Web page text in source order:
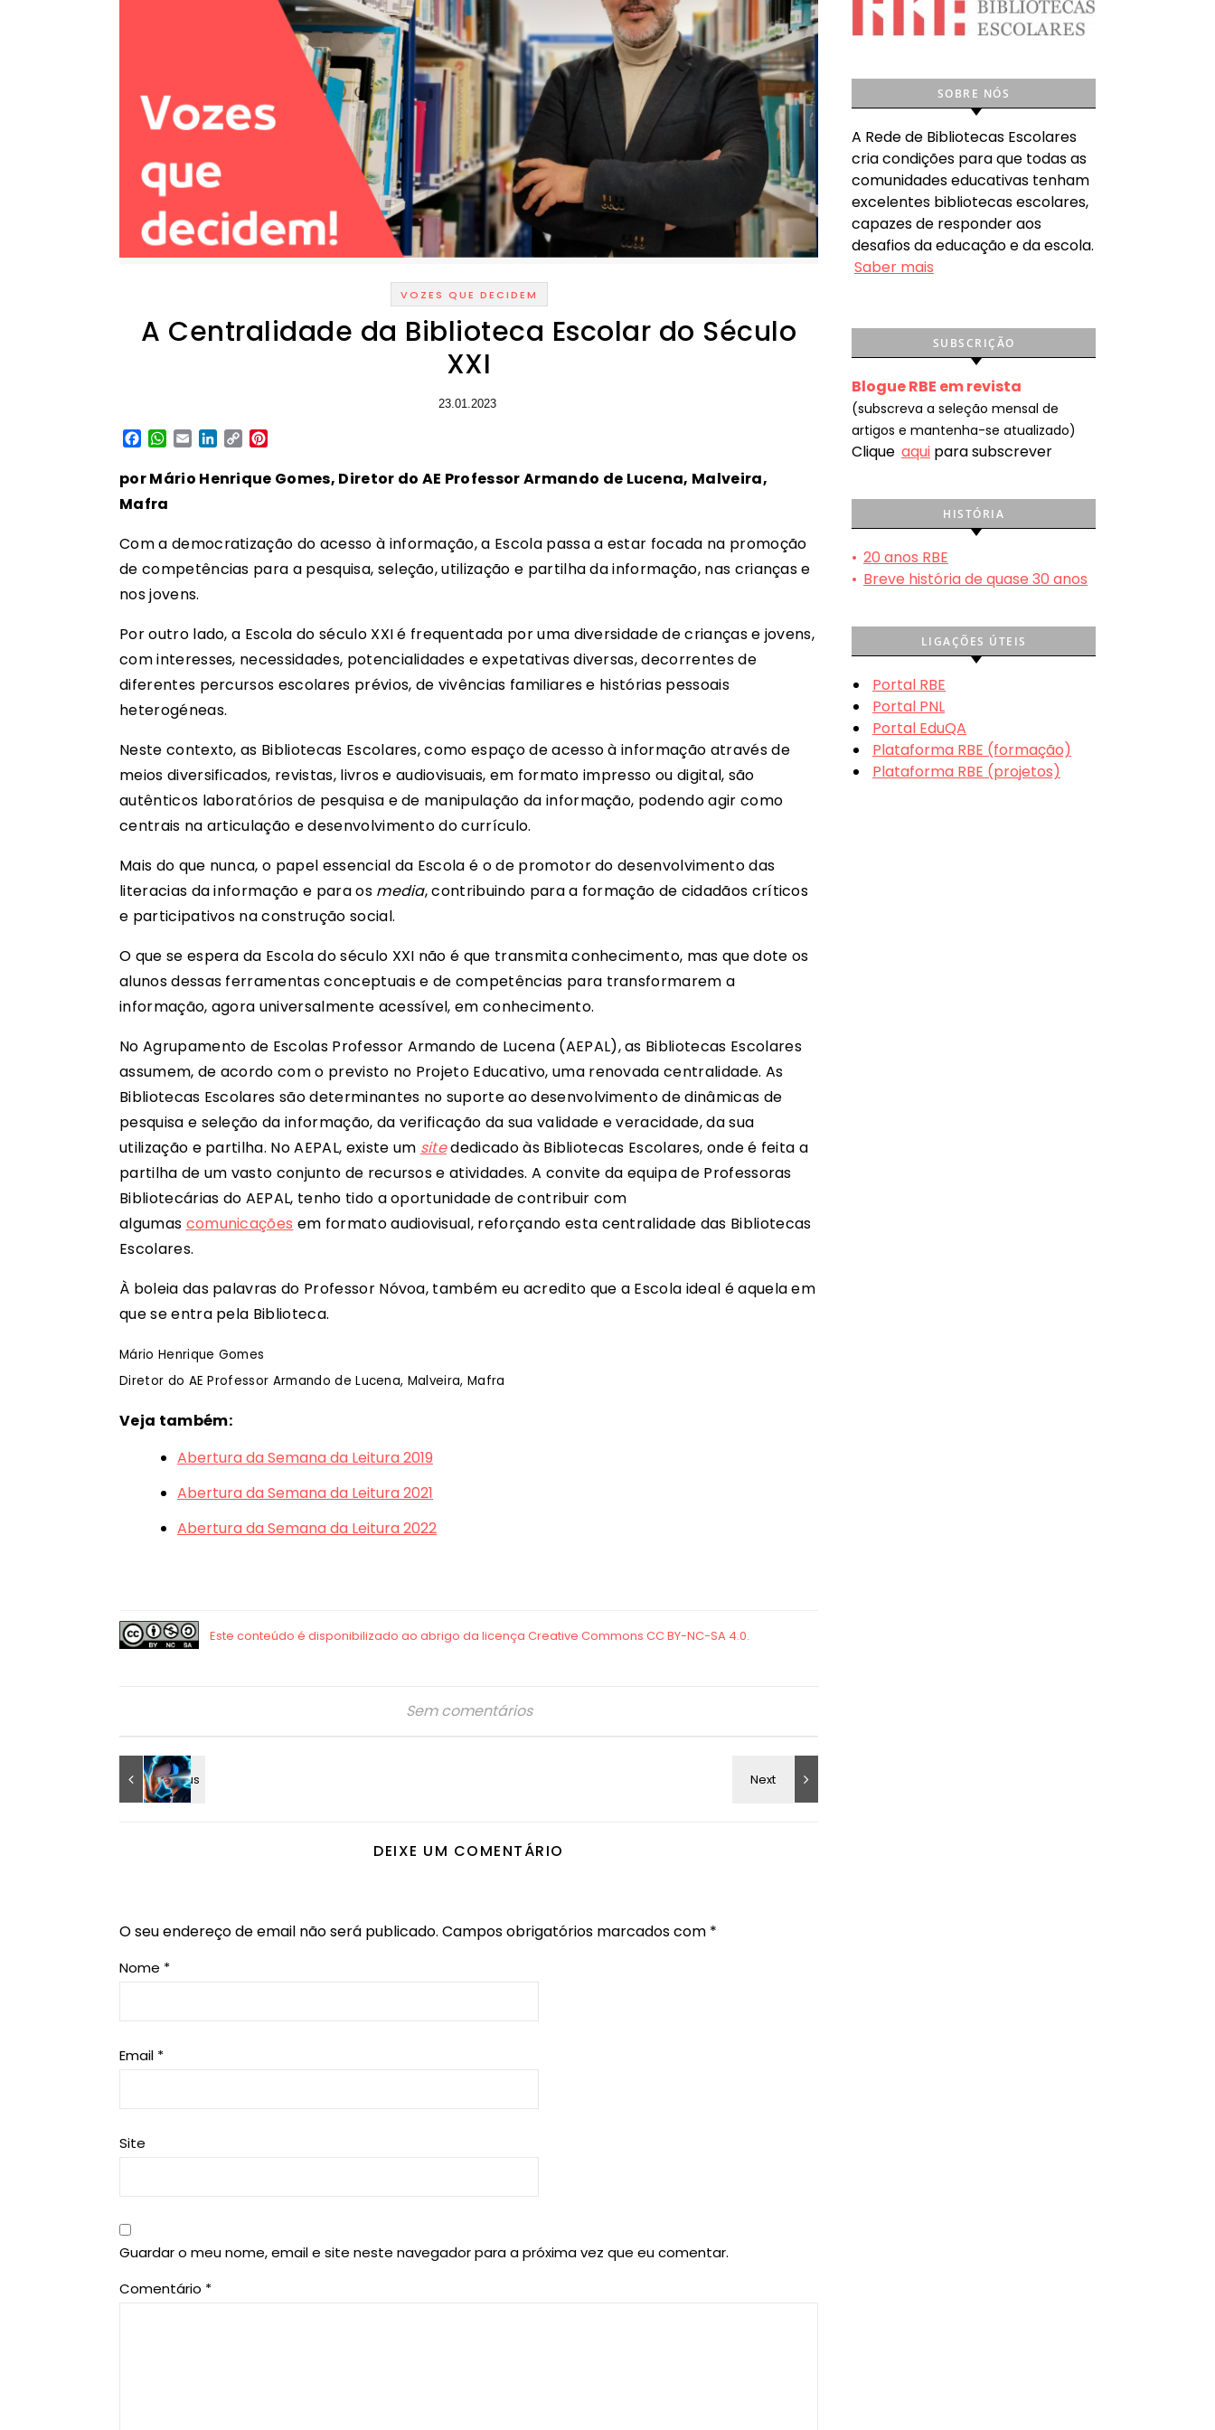
VOZES QUE DECIDEM
A Centralidade da Biblioteca Escolar do Século
XXI
23.01.2023
Facebook
WhatsApp
EmailLinkedIn
Copy
por Mário Henrique Gomes, Diretor do AE Professor Armando de Lucena, Malveira,
Mafra
Com a democratização do acesso à informação, a Escola passa a estar focada na promoção
de competências para a pesquisa, seleção, utilização e partilha da informação, nas crianças e
nos jovens.
Por outro lado, a Escola do século XXI é frequentada por uma diversidade de crianças e jovens,
com interesses, necessidades, potencialidades e expetativas diversas, decorrentes de
diferentes percursos escolares prévios, de vivências familiares e histórias pessoais
heterogéneas.
Neste contexto, as Bibliotecas Escolares, como espaço de acesso à informação através de
meios diversificados, revistas, livros e audiovisuais, em formato impresso ou digital, são
autênticos laboratórios de pesquisa e de manipulação da informação, podendo agir como
centrais na articulação e desenvolvimento do currículo.
Mais do que nunca, o papel essencial da Escola é o de promotor do desenvolvimento das
literacias da informação e para os media, contribuindo para a formação de cidadãos críticos
e participativos na construção social.
O que se espera da Escola do século XXI não é que transmita conhecimento, mas que dote os
alunos dessas ferramentas conceptuais e de competências para transformarem a
informação, agora universalmente acessível, em conhecimento.
No Agrupamento de Escolas Professor Armando de Lucena (AEPAL), as Bibliotecas Escolares
assumem, de acordo com o previsto no Projeto Educativo, uma renovada centralidade. As
Bibliotecas Escolares são determinantes no suporte ao desenvolvimento de dinâmicas de
pesquisa e seleção da informação, da verificação da sua validade e veracidade, da sua
utilização e partilha. No AEPAL, existe um sitededicado às Bibliotecas Escolares, onde é feita a
partilha de um vasto conjunto de recursos e atividades. A convite da equipa de Professoras
Bibliotecárias do AEPAL, tenho tido a oportunidade de contribuir com
algumas comunicações em formato audiovisual, reforçando esta centralidade das Bibliotecas
Escolares.
À boleia das palavras do Professor Nóvoa, também eu acredito que a Escola ideal é aquela em
que se entra pela Biblioteca.
Mário Henrique Gomes
Diretor do AE Professor Armando de Lucena, Malveira, Mafra
Veja também:
Abertura da Semana da Leitura 2019
Abertura da Semana da Leitura 2021
Abertura da Semana da Leitura 2022
Sem comentários
DEIXE UM COMENTÁRIO
O seu endereço de email não será publicado. Campos obrigatórios marcados com *
Nome *
Email *
Site
Guardar o meu nome, email e site neste navegador para a próxima vez que eu comentar.
Comentário *
SOBRE NÓS
A Rede de Bibliotecas Escolares
cria condições para que todas as
comunidades educativas tenham
excelentes bibliotecas escolares,
capazes de responder aos
desafios da educação e da escola.
Saber mais
SUBSCRIÇÃO
Blogue RBE em revista
(subscreva a seleção mensal de
artigos e mantenha-se atualizado)
Clique aqui para subscrever
HISTÓRIA
• 20 anos RBE
• Breve história de quase 30 anos
LIGAÇÕES ÚTEIS
Portal RBE
Portal PNL
Portal EduQA
Plataforma RBE (formação)
Plataforma RBE (projetos)